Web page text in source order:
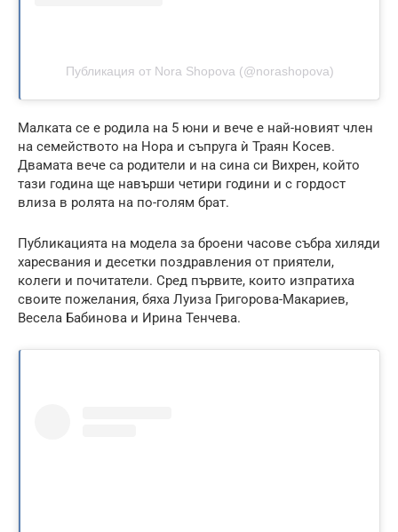
Публикация от Nora Shopova (@norashopova)
Малката се е родила на 5 юни и вече е най-новият член
на семейството на Нора и съпруга ѝ Траян Косев.
Двамата вече са родители и на сина си Вихрен, който
тази година ще навърши четири години и с гордост
влиза в ролята на по-голям брат.
Публикацията на модела за броени часове събра хиляди
харесвания и десетки поздравления от приятели,
колеги и почитатели. Сред първите, които изпратиха
своите пожелания, бяха Луиза Григорова-Макариев,
Весела Бабинова и Ирина Тенчева.